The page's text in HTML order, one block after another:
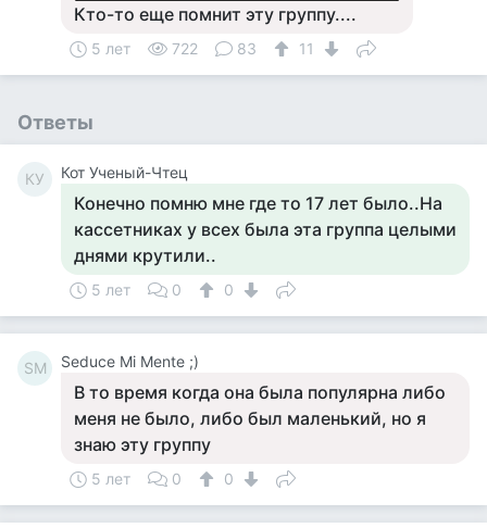
Кто-то еще помнит эту группу....
5 лет 722 83 11
Ответы
КУ Кот Ученый-Чтец
Конечно помню мне где то 17 лет было..На
кассетниках у всех была эта группа целыми
днями крутили..
5 лет 0 0
SM Seduce Mi Mente ;)
В то время когда она была популярна либо
меня не было, либо был маленький, но я
знаю эту группу
5 лет 0 0